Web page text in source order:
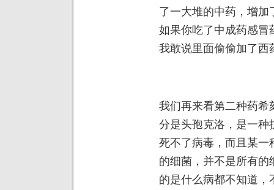
了一大堆的中药，增
如果你吃了中成药感冒
我敢说里面偷偷加了西
我们再来看第二种药希
分是头孢克洛，是一种
死不了病毒，而且某一
的细菌，并不是所有
的是什么病都不知道